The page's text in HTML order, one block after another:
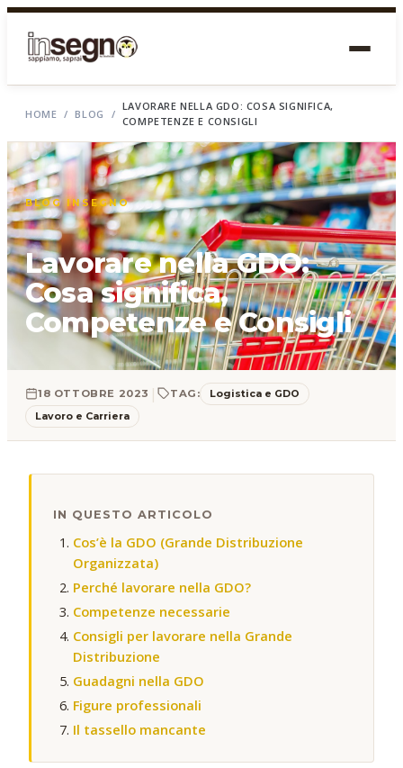
HOME / BLOG /
LAVORARE NELLA GDO: COSA SIGNIFICA,
COMPETENZE E CONSIGLI
BLOG INSEGNO
Lavorare nella GDO:
Cosa significa,
Competenze e Consigli
18 OTTOBRE 2023 | TAG:
Logistica e GDO
Lavoro e Carriera
IN QUESTO ARTICOLO
Cos’è la GDO (Grande Distribuzione
Organizzata)
Perché lavorare nella GDO?
Competenze necessarie
Consigli per lavorare nella Grande
Distribuzione
Guadagni nella GDO
Figure professionali
Il tassello mancante